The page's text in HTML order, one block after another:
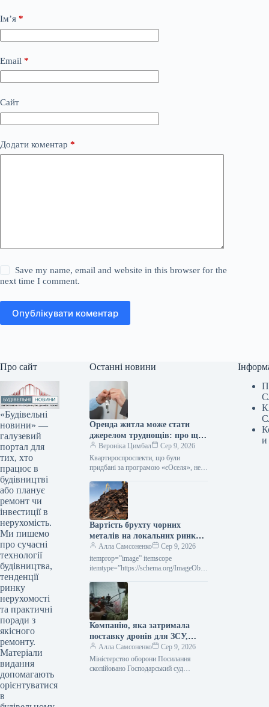
Ім’я *
Email *
Сайт
Додати коментар *
Save my name, email and website in this browser for the
next time I comment.
Опублікувати коментар
Про сайт
«Будівельні
новини» —
галузевий
портал для
тих, хто
працює в
будівництві
або планує
ремонт чи
інвестиції в
нерухомість.
Ми пишемо
про сучасні
технології
будівництва,
тенденції
ринку
нерухомості
та практичні
поради з
якісного
ремонту.
Матеріали
видання
допомагають
орієнтуватися
в
Останні новини
Оренда житла може стати
джерелом труднощів: про що
слід пам’ятати учасникам
програми «єОселя»
Вероніка Цимбал
Сер 9, 2026
Квартироспроспeкти, що були
придбані за програмою «єОселя», не
таке житло в оренду. Поки позика не
буде…
Вартість брухту чорних
металів на локальних ринках
у липні впала на 10–30
доларів за тонну.
Алла Самсоненко
Сер 9, 2026
itemprop=”image” itemscope
itemtype=”https://schema.org/ImageObje
Брухт Новини Світовий ринок вартість
брухту Друк 109 09 Серпня 2026
Вартість металобрухту на
регіональних…
Компанію, яка затримала
поставку дронів для ЗСУ,
оштрафували на 25
мільйонів.
Алла Самсоненко
Сер 9, 2026
Міністерство оборони Посилання
скопійовано Господарський суд
и